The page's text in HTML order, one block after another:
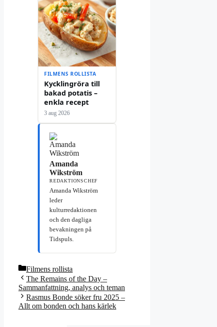
FILMENS ROLLISTA
Kycklingröra till
bakad potatis –
enkla recept
3 aug 2026
Amanda
Wikström
REDAKTIONSCHEF
Amanda Wikström
leder
kulturredaktionen
och den dagliga
bevakningen på
Tidspuls.
Kategorier
Filmens rollista
The Remains of the Day –
Sammanfattning, analys och teman
Rasmus Bonde söker fru 2025 –
Allt om bonden och hans kärlek